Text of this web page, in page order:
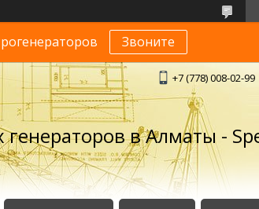
Звоните
+7 (778) 008-02-99
в Алматы -